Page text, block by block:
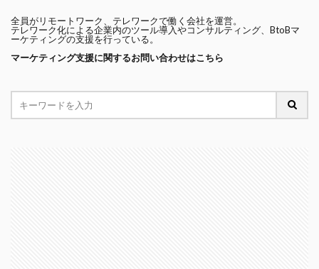
全員がリモートワーク、テレワークで働く会社を運営。
テレワーク化による企業内のツール導入やコンサルティング、BtoBマ
ーケティングの支援を行っている。
マーケティング支援に関するお問い合わせはこちら